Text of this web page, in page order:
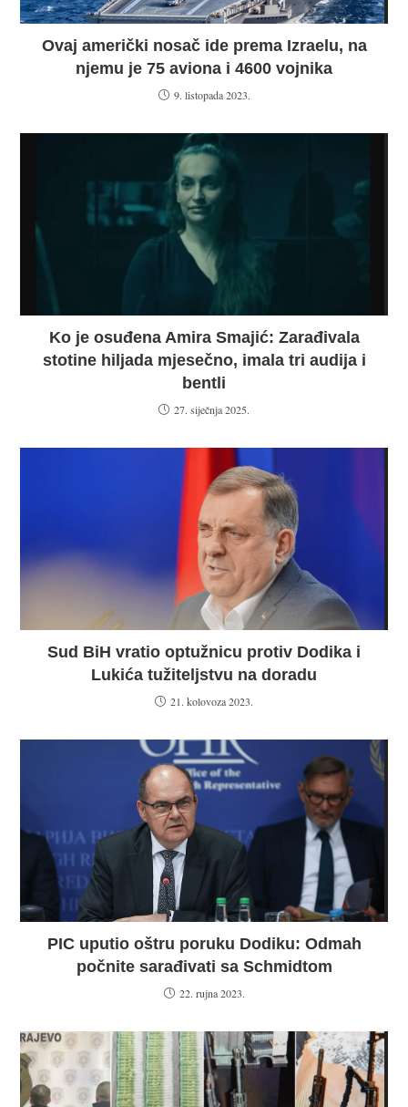
Ovaj američki nosač ide prema Izraelu, na
njemu je 75 aviona i 4600 vojnika
9. listopada 2023.
Ko je osuđena Amira Smajić: Zarađivala
stotine hiljada mjesečno, imala tri audija i
bentli
27. siječnja 2025.
Sud BiH vratio optužnicu protiv Dodika i
Lukića tužiteljstvu na doradu
21. kolovoza 2023.
PIC uputio oštru poruku Dodiku: Odmah
počnite sarađivati sa Schmidtom
22. rujna 2023.